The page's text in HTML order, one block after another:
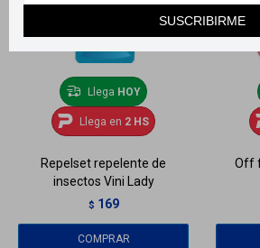
SUSCRIBIRME
Llega HOY
Llega en 2 HS
Repelset repelente de
insectos Vini Lady
$ 169
Off